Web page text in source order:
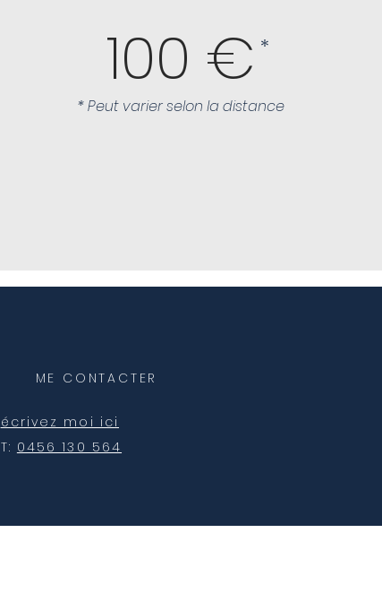
100 € *
* Peut varier selon la distance
ME CONTACTER
écrivez moi ici
T: 0456 130 564